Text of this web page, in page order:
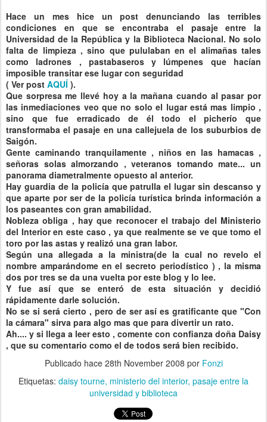
Hace un mes hice un post denunciando las terribles
condiciones en que se encontraba el pasaje entre la
Universidad de la República y la Biblioteca Nacional. No solo
falta de limpieza , sino que pululaban en el alimañas tales
como ladrones , pastabaserosy lúmpenes que hacían
imposible transitar ese lugar con seguridad
( Ver post AQUÍ ).
Que sorpresa me llevé hoy a la mañana cuando al pasar por
las inmediaciones veo que no solo el lugar está mas limpio ,
sino que fue erradicado de él todo elpicherío que
transformaba el pasaje en una callejuela de los suburbios de
Saigón.
Gente caminando tranquilamente , niños en las hamacas ,
señoras solas almorzando , veteranos tomando mate... un
panorama diametralmente opuesto al anterior.
Hay guardia de la policíaque patrulla el lugar sindescanso y
que aparte por ser de la policía turística brinda información a
los paseantes con gran amabilidad.
Nobleza obliga , hay que reconocer el trabajo del Ministerio
del Interior en este caso , ya que realmente se ve que tomo el
toro por las astas y realizó una gran labor.
Según una allegada a la ministra(de la cual no revelo el
nombre amparándome en el secreto periodístico ) , la misma
dos por tres se da una vuelta por este blog y lo lee.
Y fue así que se enteró de esta situación y decidió
rápidamente darle solución.
No se si será cierto , pero de ser así es gratificante que "Con
la cámara" sirva para algo mas que para divertir un rato.
Ah.... y si llega a leer esto , comente con confianza doña Daisy
, que su comentario como el de todos será bien recibido.
Publicado hace 28th November 2008 por Fonzi
Etiquetas: daisy tourne ministerio del interior pasaje entre la
universidad y biblioteca